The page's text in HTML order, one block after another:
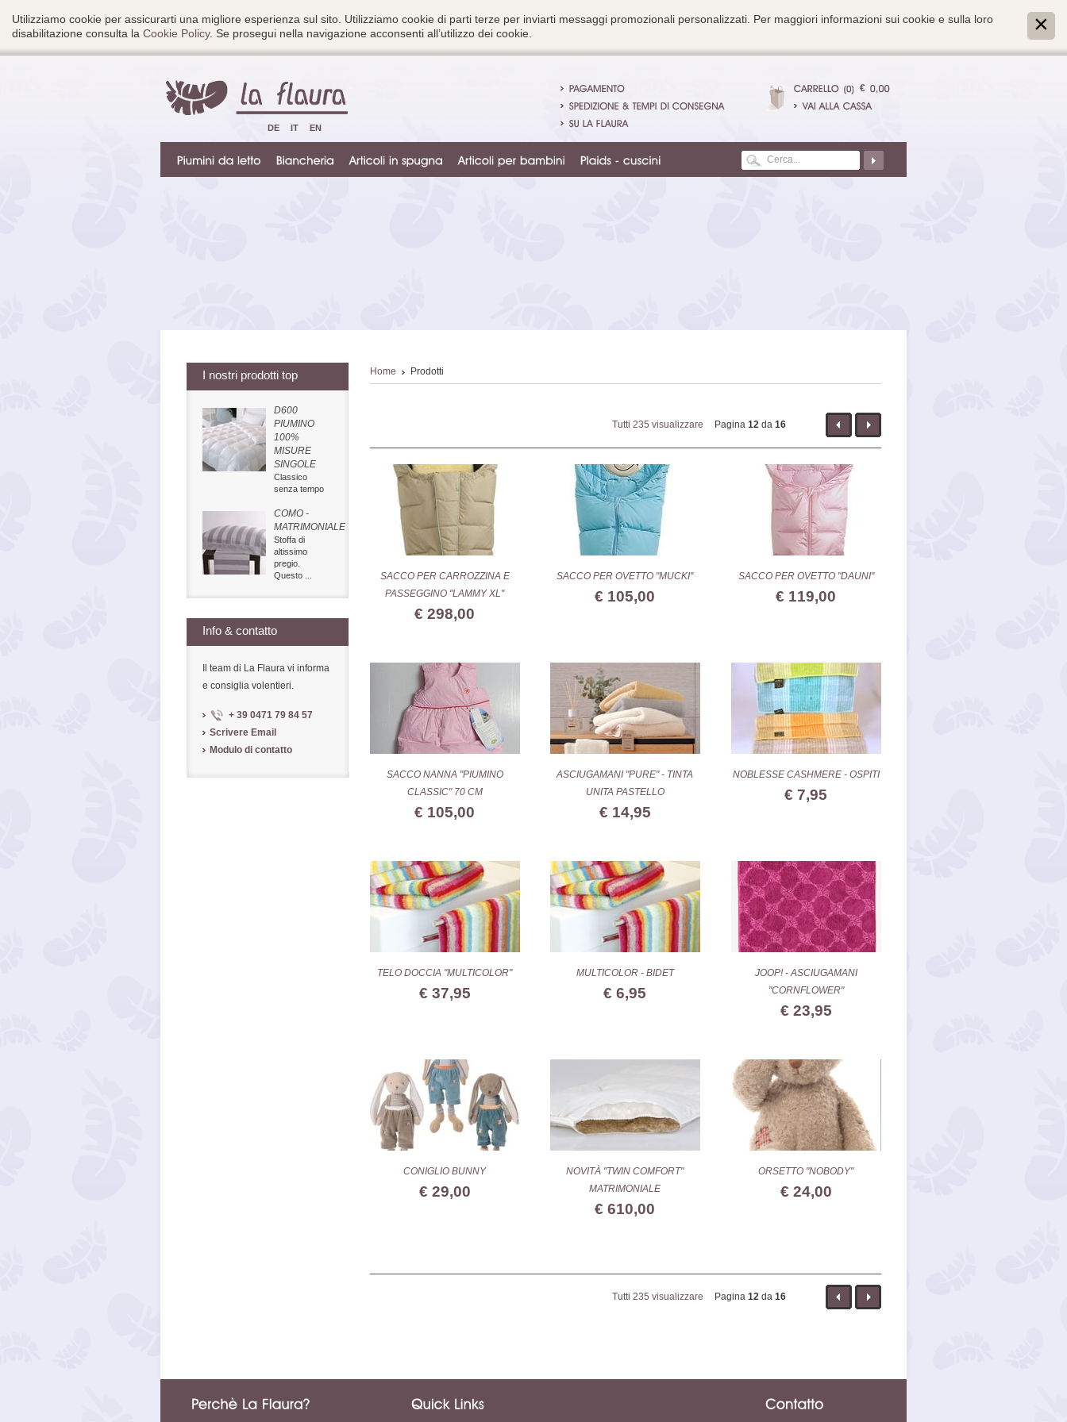
Utilizziamo cookie per assicurarti una migliore esperienza sul sito. Utilizziamo cookie di parti terze per inviarti messaggi promozionali personalizzati. Per maggiori informazioni sui cookie e sulla loro
disabilitazione consulta la Cookie Policy. Se prosegui nella navigazione acconsenti all’utilizzo dei cookie.
Home Prodotti
Tutti 235 visualizzare Pagina 12da 16
SACCO PER CARROZZINA E
PASSEGGINO "LAMMY XL"
€ 298,00
SACCO PER OVETTO "MUCKI"
€ 105,00
SACCO PER OVETTO "DAUNI"
€ 119,00
SACCO NANNA "PIUMINO
CLASSIC" 70 CM
€ 105,00
ASCIUGAMANI "PURE" - TINTA
UNITA PASTELLO
€ 14,95
NOBLESSE CASHMERE - OSPITI
€ 7,95
TELO DOCCIA "MULTICOLOR"
€ 37,95
MULTICOLOR - BIDET
€ 6,95
JOOP! - ASCIUGAMANI
"CORNFLOWER"
€ 23,95
CONIGLIO BUNNY
€ 29,00
NOVITÀ "TWIN COMFORT"
MATRIMONIALE
€ 610,00
ORSETTO "NOBODY"
€ 24,00
Tutti 235 visualizzare Pagina 12da 16
I nostri prodotti top
D600
PIUMINO
100%
MISURE
SINGOLE
Classico
senza tempo
COMO -
MATRIMONIALE
Stoffa di
altissimo
pregio.
Questo ...
Info & contatto
Il team di La Flaura vi informa
e consiglia volentieri.
+ 39 0471 79 84 57
Scrivere Email
Modulo di contatto
DE IT EN
€